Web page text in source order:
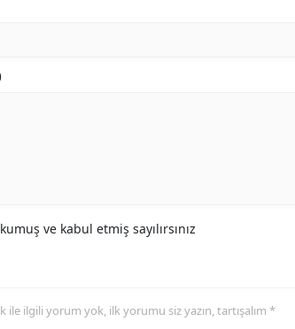
ve kabul etmiş sayılırsınız
ile ilgili yorum yok, ilk yorumu siz yazın, tartışalım *